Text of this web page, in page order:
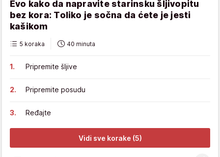
Evo kako da napravite starinsku šljivopitu
bez kora: Toliko je sočna da ćete je jesti
kašikom
5 koraka 40 minuta
Pripremite šljive
Pripremite posudu
Ređajte
Vidi sve korake (5)